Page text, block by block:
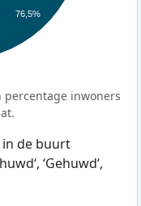
76,5%
inwoners
de buurt
‘Gehuwd‘,